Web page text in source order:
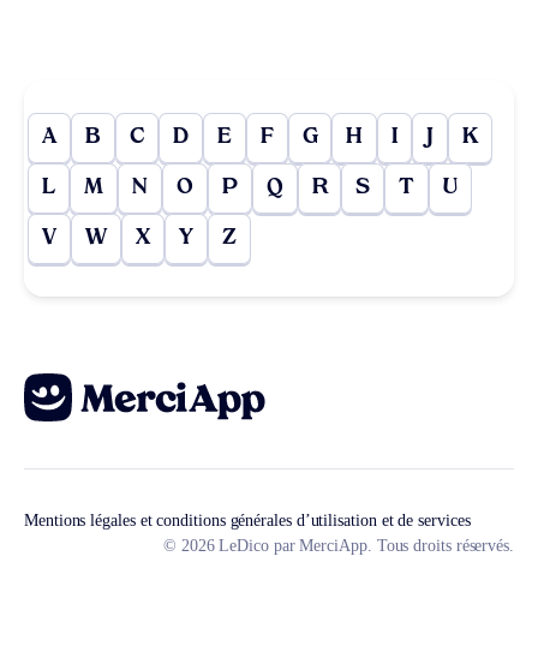
A B C D E F G H I J K
L M N O P Q R S T U
V W X Y Z
Mentions légales et conditions générales d’utilisation et de services
© 2026 LeDico par MerciApp. Tous droits réservés.